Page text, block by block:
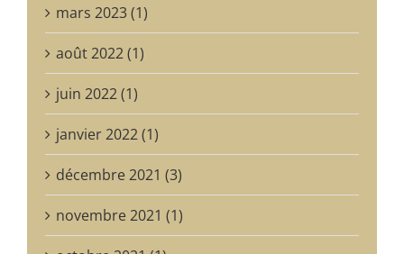
mars 2023 (1)
août 2022 (1)
juin 2022 (1)
janvier 2022 (1)
décembre 2021 (3)
novembre 2021 (1)